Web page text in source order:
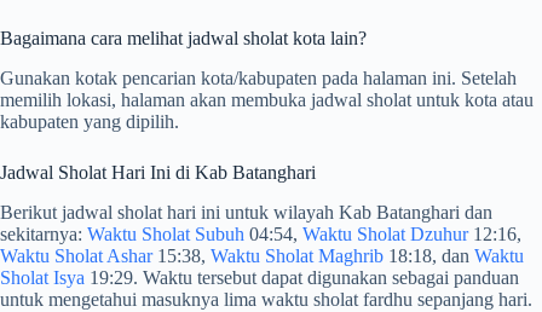
Bagaimana cara melihat jadwal sholat kota lain?
Gunakan kotak pencarian kota/kabupaten pada halaman ini. Setelah
memilih lokasi, halaman akan membuka jadwal sholat untuk kota atau
kabupaten yang dipilih.
Jadwal Sholat Hari Ini di Kab Batanghari
Berikut jadwal sholat hari ini untuk wilayah Kab Batanghari dan
sekitarnya: Waktu Sholat Subuh 04:54, Waktu Sholat Dzuhur12:16,
Waktu Sholat Ashar15:38, Waktu Sholat Maghrib 18:18, dan Waktu
Sholat Isya 19:29. Waktu tersebut dapat digunakan sebagai panduan
untuk mengetahui masuknya lima waktu sholat fardhu sepanjang hari.